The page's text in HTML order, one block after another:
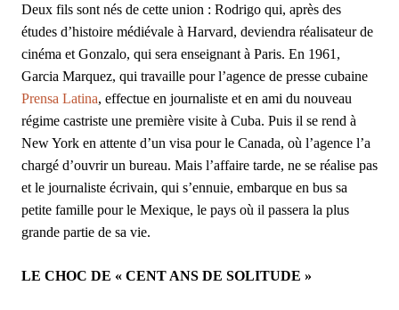
Deux fils sont nés de cette union : Rodrigo qui, après des
études d’histoire médiévale à Harvard, deviendra réalisateur de
cinéma et Gonzalo, qui sera enseignant à Paris. En 1961,
Garcia Marquez, qui travaille pour l’agence de presse cubaine
Prensa Latina, effectue en journaliste et en ami du nouveau
régime castriste une première visite à Cuba. Puis il se rend à
New York en attente d’un visa pour le Canada, où l’agence l’a
chargé d’ouvrir un bureau. Mais l’affaire tarde, ne se réalise pas
et le journaliste écrivain, qui s’ennuie, embarque en bus sa
petite famille pour le Mexique, le pays où il passera la plus
grande partie de sa vie.
LE CHOC DE « CENT ANS DE SOLITUDE »